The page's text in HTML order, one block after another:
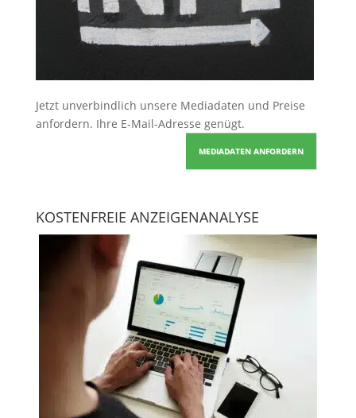
Jetzt unverbindlich unsere Mediadaten und Preise
anfordern. Ihre E-Mail-Adresse genügt.
MEDIADATEN ANFORDERN
KOSTENFREIE ANZEIGENANALYSE